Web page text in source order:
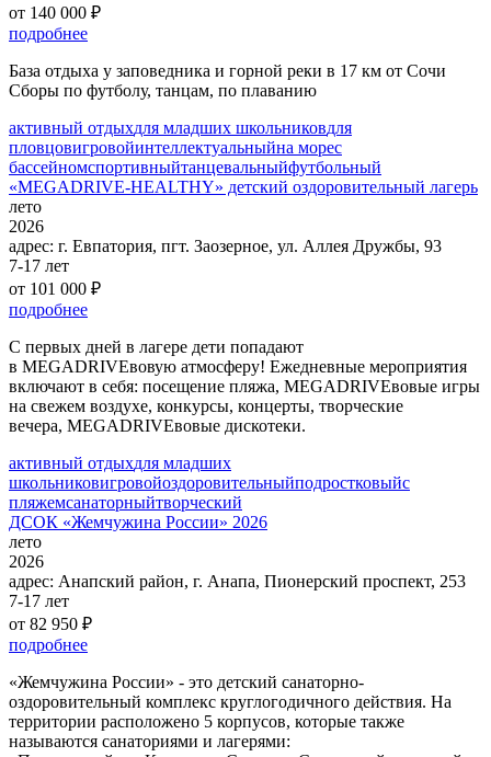
от 140 000 ₽
подробнее
База отдыха у заповедника и горной реки в 17 км от Сочи
Сборы по футболу, танцам, по плаванию
активный отдыхдля младших школьниковдля
пловцовигровойинтеллектуальныйна морес
бассейномспортивныйтанцевальныйфутбольный
«MEGADRIVE-HEALTHY» детский оздоровительный лагерь
лето
2026
адрес: г. Евпатория, пгт. Заозерное, ул. Аллея Дружбы, 93
7-17 лет
от 101 000 ₽
подробнее
С первых дней в лагере дети попадают
в MEGADRIVEвовую атмосферу! Ежедневные мероприятия
включают в себя: посещение пляжа, MEGADRIVEвовые игры
на свежем воздухе, конкурсы, концерты, творческие
вечера, MEGADRIVEвовые дискотеки.
активный отдыхдля младших
школьниковигровойоздоровительныйподростковыйс
пляжемсанаторныйтворческий
ДСОК «Жемчужина России» 2026
лето
2026
адрес: Анапский район, г. Анапа, Пионерский проспект, 253
7-17 лет
от 82 950 ₽
подробнее
«Жемчужина России» - это детский санаторно-
оздоровительный комплекс круглогодичного действия. На
территории расположено 5 корпусов, которые также
называются санаториями и лагерями: